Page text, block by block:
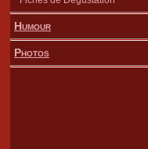
Humour
Photos